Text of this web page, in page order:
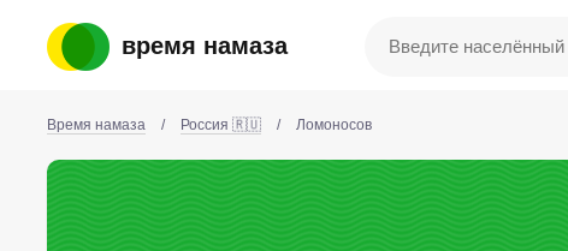
время намаза
Время намаза / Россия 🇷🇺 / Ломоносов